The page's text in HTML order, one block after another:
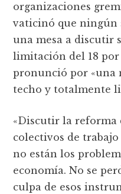
organizaciones
vaticinó que ningún
una mesa a discutir
limitación del 18 por
pronunció por «una
techo y totalmente
«Discutir la reforma
colectivos de
no están los
economía. No se
culpa de esos